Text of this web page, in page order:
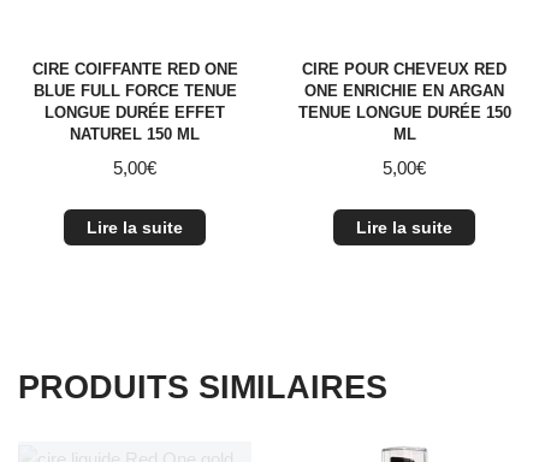
CIRE COIFFANTE RED ONE
BLUE FULL FORCE TENUE
LONGUE DURÉE EFFET
NATUREL 150 ML
5,00€
Lire la suite
CIRE POUR CHEVEUX RED
ONE ENRICHIE EN ARGAN
TENUE LONGUE DURÉE 150
ML
5,00€
Lire la suite
PRODUITS SIMILAIRES